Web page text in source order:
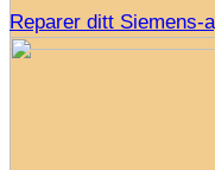
Reparer ditt Siemens-